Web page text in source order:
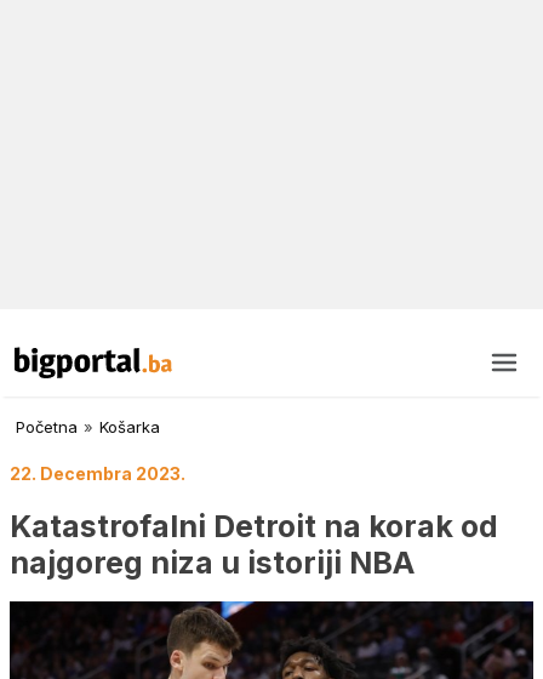
Početna » Košarka
22. Decembra 2023.
Katastrofalni Detroit na korak od
najgoreg niza u istoriji NBA